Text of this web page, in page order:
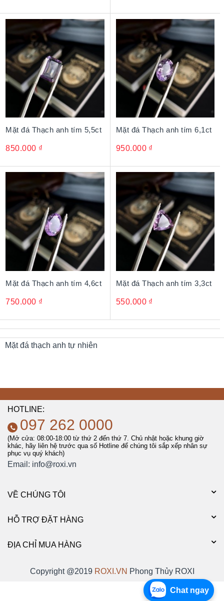
Mặt đá Thạch anh tím 5,5ct
850.000 ₫
Mặt đá Thạch anh tím 6,1ct
950.000 ₫
Mặt đá Thạch anh tím 4,6ct
750.000 ₫
Mặt đá Thạch anh tím 3,3ct
550.000 ₫
Mặt đá thạch anh tự nhiên
Chat ngay
HOTLINE:
097 262 0000
(Mở cửa: 08:00-18:00 từ thứ 2 đến thứ 7. Chủ nhật hoặc khung giờ
khác, hãy liên hệ trước qua số Hotline để chúng tôi sắp xếp nhân sự
phục vụ quý khách)
Email: info@roxi.vn
VỀ CHÚNG TÔI
HỖ TRỢ ĐẶT HÀNG
ĐỊA CHỈ MUA HÀNG
Copyright @2019 ROXI.VN Phong Thủy ROXI